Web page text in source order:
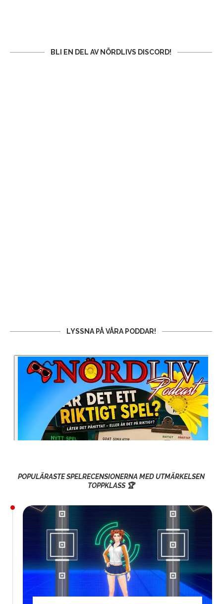
BLI EN DEL AV NÖRDLIVS DISCORD!
LYSSNA PÅ VÅRA PODDAR!
POPULÄRASTE SPELRECENSIONERNA MED UTMÄRKELSEN
TOPPKLASS 🏆